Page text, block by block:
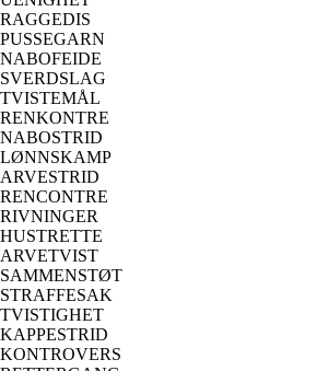
RAGGEDIS
PUSSEGARN
NABOFEIDE
SVERDSLAG
TVISTEMÅL
RENKONTRE
NABOSTRID
LØNNSKAMP
ARVESTRID
RENCONTRE
RIVNINGER
HUSTRETTE
ARVETVIST
SAMMENSTØT
STRAFFESAK
TVISTIGHET
KAPPESTRID
KONTROVERS